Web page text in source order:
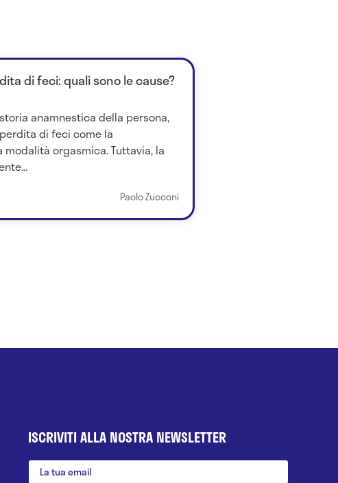
di feci: quali sono le cause?
anamnestica della persona,
di feci come la
modalità orgasmica. Tuttavia, la
Paolo Zucconi
ISCRIVITI ALLA NOSTRA NEWSLETTER